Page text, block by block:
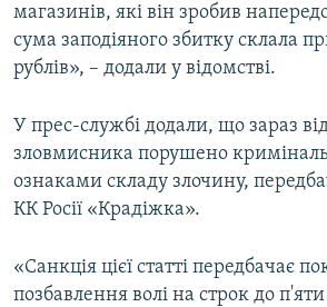
Усі сайти RFE/RL
магазинів, які він зробив
сума заподіяного збитку склала
рублів», – додали у відомстві.
У прес-службі додали, що зараз
зловмисника порушено
ознаками складу злочину,
КК Росії «Крадіжка».
«Санкція цієї статті передбачає
позбавлення волі на строк до п'яти